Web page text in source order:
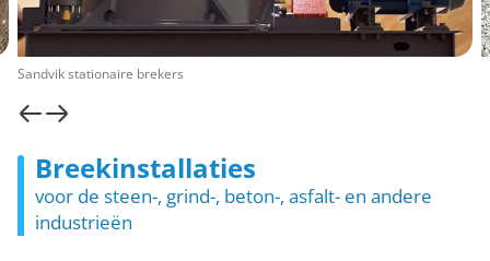
Breekinstallaties
voor de steen-, grind-, beton-, asfalt- en andere
industrieën
Sandvik stationaire brekers